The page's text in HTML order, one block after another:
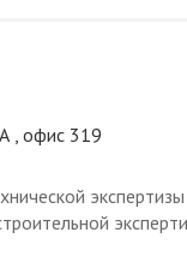
, офис 319